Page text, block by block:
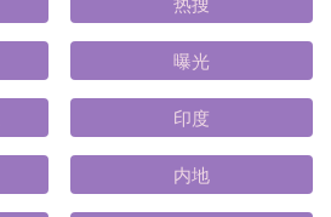
曝光
印度
内地